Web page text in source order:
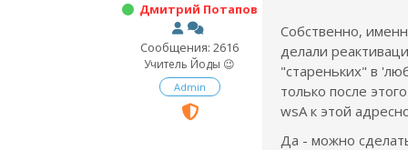
Дмитрий Потапов
Сообщения: 2616
Учитель Йоды 😉
Admin
Собственно,
делали
"стареньких" в
только после
wsA к этой
Да - можно